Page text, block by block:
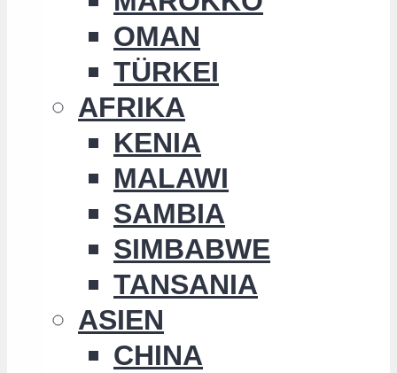
OMAN
TÜRKEI
AFRIKA
KENIA
MALAWI
SAMBIA
SIMBABWE
TANSANIA
ASIEN
CHINA